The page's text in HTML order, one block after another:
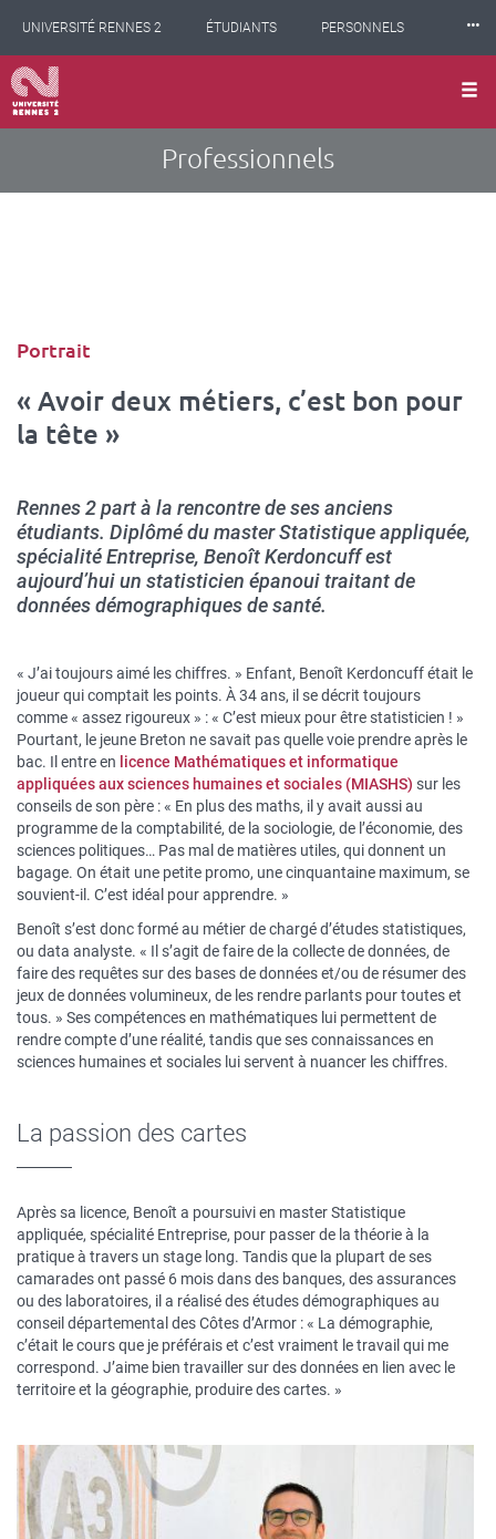
contenu
principal
UNIVERSITÉ RENNES 2 ÉTUDIANTS PERSONNELS
INTERNATIONAL
⸱⸱⸱
Professionnels
Type
Portrait
« Avoir deux métiers, c’est bon pour
la tête »
Rennes 2 part à la rencontre de ses anciens
étudiants. Diplômé du master Statistique appliquée,
spécialité Entreprise, Benoît Kerdoncuff est
aujourd’hui un statisticien épanoui traitant de
données démographiques de santé.
« J’ai toujours aimé les chiffres. » Enfant, Benoît Kerdoncuff était le
joueur qui comptait les points. À 34 ans, il se décrit toujours
comme « assez rigoureux » : « C’est mieux pour être statisticien ! »
Pourtant, le jeune Breton ne savait pas quelle voie prendre après le
bac. Il entre en licence Mathématiques et informatique
appliquées aux sciences humaines et sociales (MIASHS) sur les
conseils de son père : « En plus des maths, il y avait aussi au
programme de la comptabilité, de la sociologie, de l’économie, des
sciences politiques… Pas mal de matières utiles, qui donnent un
bagage. On était une petite promo, une cinquantaine maximum, se
souvient-il. C’est idéal pour apprendre. »
Benoît s’est donc formé au métier de chargé d’études statistiques,
ou data analyste. « Il s’agit de faire de la collecte de données, de
faire des requêtes sur des bases de données et/ou de résumer des
jeux de données volumineux, de les rendre parlants pour toutes et
tous. » Ses compétences en mathématiques lui permettent de
rendre compte d’une réalité, tandis que ses connaissances en
sciences humaines et sociales lui servent à nuancer les chiffres.
La passion des cartes
Après sa licence, Benoît a poursuivi en master Statistique
appliquée, spécialité Entreprise, pour passer de la théorie à la
pratique à travers un stage long. Tandis que la plupart de ses
camarades ont passé 6 mois dans des banques, des assurances
ou des laboratoires, il a réalisé des études démographiques au
conseil départemental des Côtes d’Armor : « La démographie,
c’était le cours que je préférais et c’est vraiment le travail qui me
correspond. J’aime bien travailler sur des données en lien avec le
territoire et la géographie, produire des cartes. »